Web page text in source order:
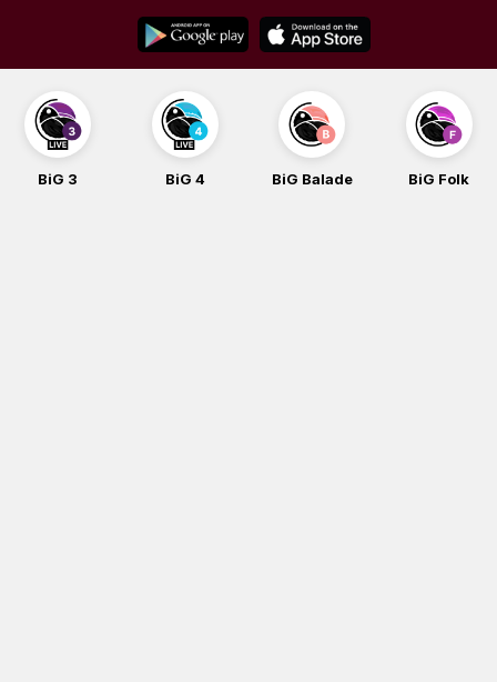
content
BiG 3 BiG 4 BiG Balade BiG Folk